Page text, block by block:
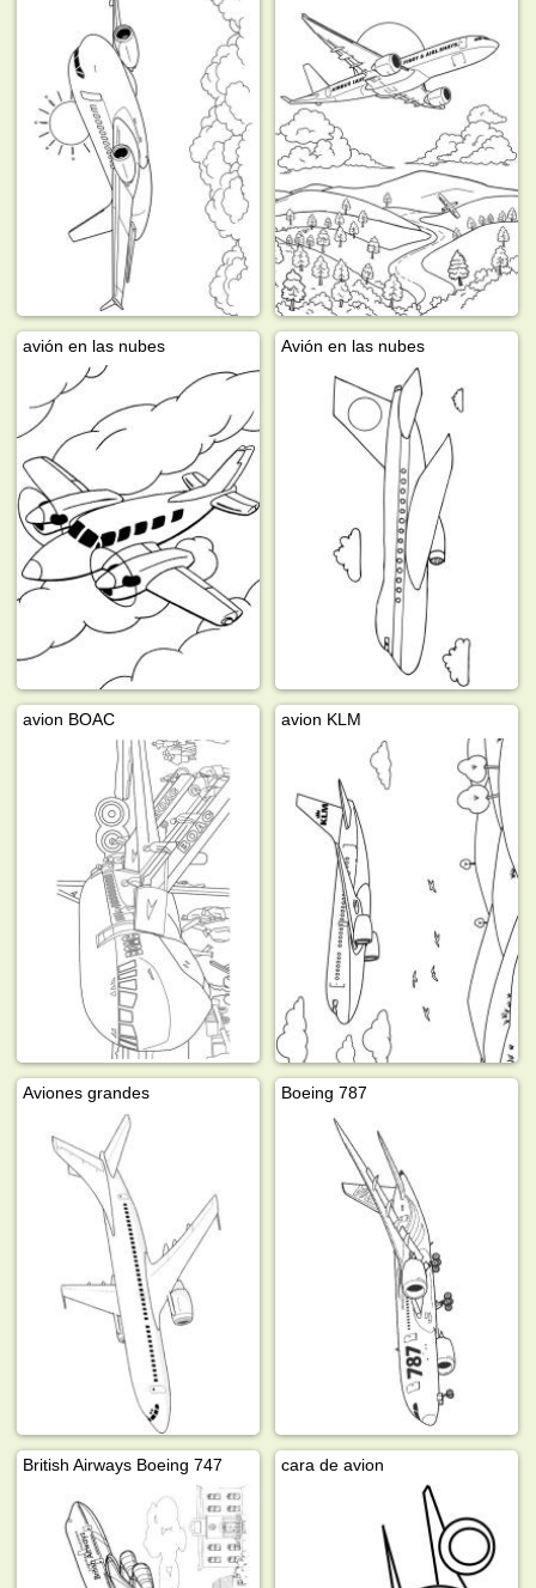
avión en las nubes Avión en las nubes
avion BOAC avion KLM
Aviones grandes Boeing 787
British Airways Boeing 747 cara de avion